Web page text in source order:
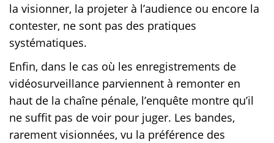
la visionner, la projeter à l’audience ou encore la
contester, ne sont pas des pratiques
systématiques.
Enfin, dans le cas où les enregistrements de
vidéosurveillance parviennent à remonter en
haut de la chaîne pénale, l’enquête montre qu’il
ne suffit pas de voir pour juger. Les bandes,
rarement visionnées, vu la préférence des